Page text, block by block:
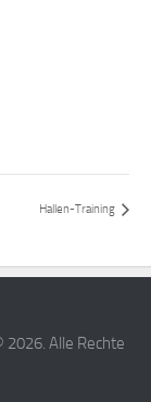
Hallen-Training
Alle Rechte